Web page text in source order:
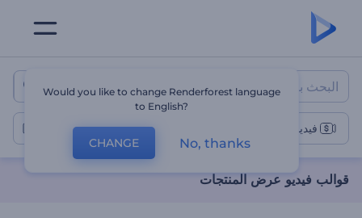
قوالب فيديو عرض المنتجات
فيديوهات عرض المنتجات
قوالب فيديو عرض المنتجات
Would you like to change Renderforest language
to English?
CHANGE No, thanks